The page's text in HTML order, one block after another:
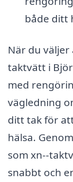
både ditt
När du
taktvätt i
med
vägledning
ditt tak för
hälsa.
som xn--
snabbt och